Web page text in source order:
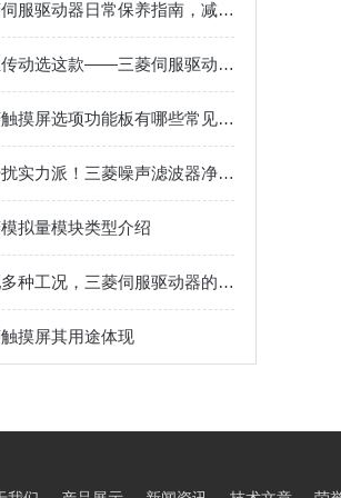
三菱伺服驱动器日常保养指南，减少高温过载停机故障
工业传动选这款——三菱伺服驱动器，用着省心
三菱触摸屏选项功能板有哪些常见问题？
抗干扰实力派！三菱噪声滤波器净化电路环境
拟量模块类型介绍
适配多种工况，三菱伺服驱动器的实用选择
摸屏其用途体现